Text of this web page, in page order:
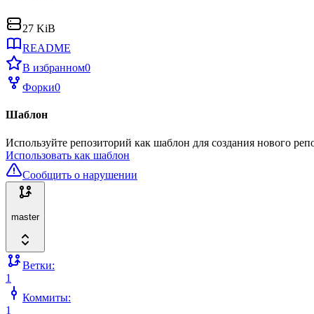
27 KiB
README
В избранном0
Форки0
Шаблон
Используйте репозиторий как шаблон для создания нового
Использовать как шаблон
Сообщить о нарушении
master
Ветки:
1
Коммиты:
1